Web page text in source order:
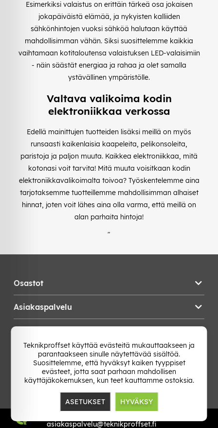
Esimerkiksi valaistus on erittäin tärkeä osa jokaisen
jokapäiväistä elämää, ja nykyisten kalliiden
sähkönhintojen vuoksi sähköä halutaan käyttää
mahdollisimman vähän. Siksi suosittelemme kaikkia
vaihtamaan kotitaloutensa valaistuksen LED-valaisimiin
- näin säästät energiaa ja rahaa ja olet samalla
ystävällinen ympäristölle.
Valtava valikoima kodin
elektroniikkaa verkossa
Edellä mainittujen tuotteiden lisäksi meillä on myös
runsaasti kaikenlaisia kaapeleita, pelikonsoleita,
paristoja ja paljon muuta. Kaikkea elektroniikkaa, mitä
kotonasi voit tarvita! Mitä muuta voisitkaan kodin
elektroniikkavalikoimalta toivoa? Työskentelemme aina
tarjotaksemme tuotteillemme mahdollisimman alhaiset
hinnat, joten voit lähes aina olla varma, että meillä on
alan parhaita hintoja!
"
Osastot
Asiakaspalvelu
Vaihda Maa
asiakaspalvelu@teknikproffset.fi
Teknikproffset käyttää evästeitä mukauttaakseen ja
parantaakseen sinulle näytettävää sisältöä.
Suosittelemme, että hyväksyt kaiken tyyppiset
evästeet, jotta saat parhaan mahdollisen
käyttäjäkokemuksen, kun teet kauttamme ostoksia.
ASETUKSET HYVÄKSY